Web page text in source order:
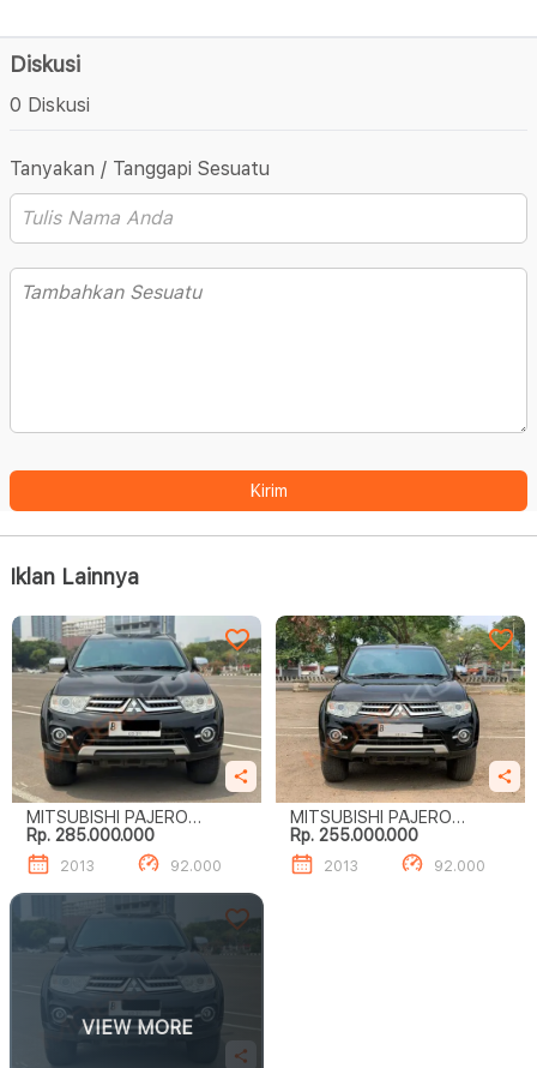
Diskusi
0 Diskusi
Tanyakan / Tanggapi Sesuatu
Kirim
Iklan Lainnya
MITSUBISHI PAJERO
SPORT DAKAR (4 X 2)
Rp. 285.000.000
2013 92.000
MITSUBISHI PAJERO
SPORT DAKAR (4 X 2)
Rp. 255.000.000
2013 92.000
VIEW MORE